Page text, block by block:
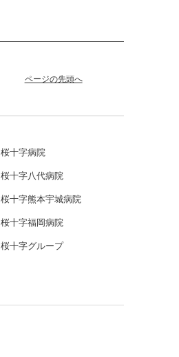
ページの先頭へ
桜十字病院
桜十字八代病院
桜十字熊本宇城病院
桜十字福岡病院
桜十字グループ